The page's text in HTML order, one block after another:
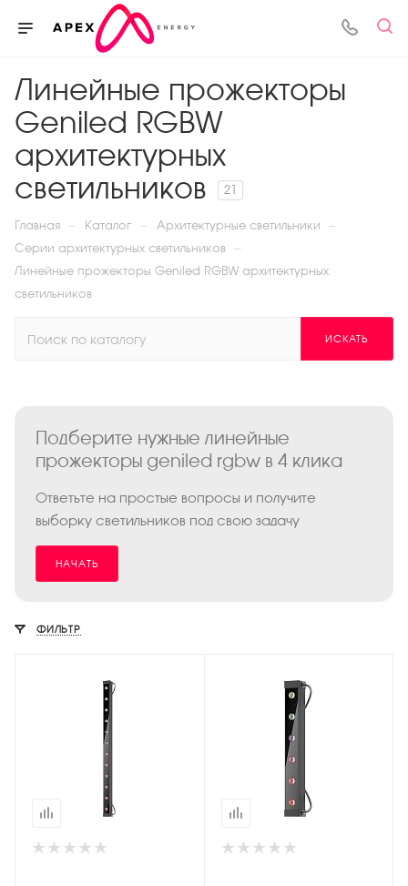
Линейные прожекторы
Geniled RGBW
архитектурных
светильников
21
Главная — Каталог — Архитектурные светильники —
Серии архитектурных светильников —
Линейные прожекторы Geniled RGBW архитектурных
светильников
ИСКАТЬ
Подберите нужные линейные
прожекторы geniled rgbw в 4 клика
Ответьте на простые вопросы и получите
выборку светильников под свою задачу
НАЧАТЬ
ФИЛЬТР